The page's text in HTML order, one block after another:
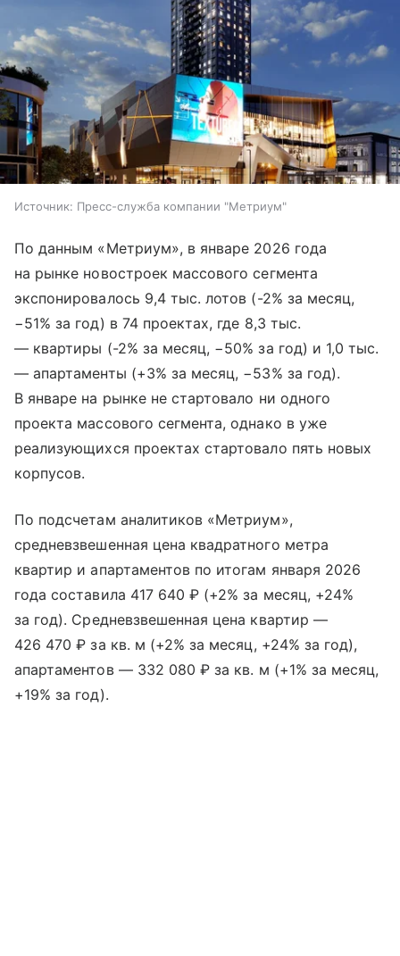
Источник: Пресс-служба компании "Метриум"
По данным «Метриум», в январе 2026 года
на рынке новостроек массового сегмента
экспонировалось 9,4 тыс. лотов (-2% за месяц,
−51% за год) в 74 проектах, где 8,3 тыс.
— квартиры (-2% за месяц, −50% за год) и 1,0 тыс.
— апартаменты (+3% за месяц, −53% за год).
В январе на рынке не стартовало ни одного
проекта массового сегмента, однако в уже
реализующихся проектах стартовало пять новых
корпусов.
По подсчетам аналитиков «Метриум»,
средневзвешенная цена квадратного метра
квартир и апартаментов по итогам января 2026
года составила 417 640 ₽ (+2% за месяц, +24%
за год). Средневзвешенная цена квартир —
426 470 ₽ за кв. м (+2% за месяц, +24% за год),
апартаментов — 332 080 ₽ за кв. м (+1% за месяц,
+19% за год).